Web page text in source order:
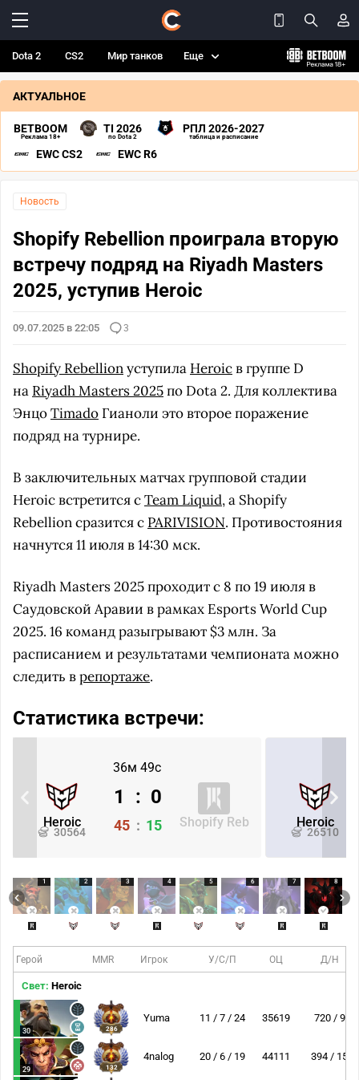
Dota 2 CS2 Мир танков Еще
АКТУАЛЬНОЕ
BETBOOM
Реклама 18+
TI 2026
по Dota 2
РПЛ 2026-2027
таблица и расписание
EWC CS2 EWC R6
Новость
Shopify Rebellion проиграла вторую
встречу подряд на Riyadh Masters
2025, уступив Heroic
09.07.2025 в 22:05 3
Shopify Rebellionуступила Heroicв группе D
на Riyadh Masters 2025по Dota 2. Для коллектива
ЭнцоTimado Гианоли это второе поражение
подряд на турнире.
В заключительных матчах групповой стадии
Heroic встретится сTeam Liquid, а Shopify
Rebellion сразится с PARIVISION. Противостояния
начнутся 11 июля в 14:30 мск.
Riyadh Masters 2025 проходит с 8 по 19 июля в
Саудовской Аравии в рамках Esports World Cup
2025. 16 команд разыгрывают $3 млн. За
расписанием и результатами чемпионата можно
следить врепортаже.
Статистика встречи:
36м 49с
Heroic
30564
Shopify Reb
1 : 0
45 : 15 Heroic
26510
1 2 3 4 5 6 7 8
Герой MMR Игрок У/С/П ОЦ Д/Н
Свет: Heroic
30 286
Yuma 11 / 7 / 24 35619 720 / 9
29 132
4nalog 20 / 6 / 19 44111 394 / 15